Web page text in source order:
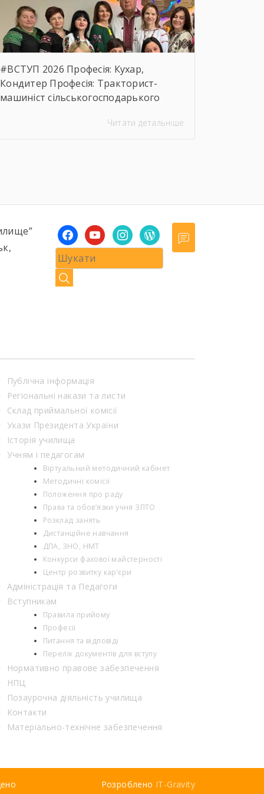
предмета закупівлі.
https://drive.google.com/file/d/
usp=sharing
#ВСТУП 2026 Професія: Кухар,
Кондитер Професія: Тракторист-
машиніст сільськогосподарького
Сільськогосподарських машин та
Читати детальніше
facebookyoutubeinstagramwordpress
Публічна інформація
Регіональні накази та листи
Склад приймальної комісії
Укази Президента України
Історія училища
Учням і педагогам
Віртуальний методичний кабінет
Методичні комісії
Положення про раду
Права та обов’язки учня ЗПТО
Розклад занять
Дистанційне навчання
ДПА, ЗНО, НМТ
Конкурси фахової майстерності
Центр розвитку кар’єри
Адміністрація та Педагоги
Вступникам
Правила прийому
Професії
Питання та відповіді
Перелік документів для вступу
Нормативно правове забезпечення
НПЦ
Позаурочна діяльність училища
Контакти
Матеріально-технічне забезпечення
Розроблено IT-Gravity